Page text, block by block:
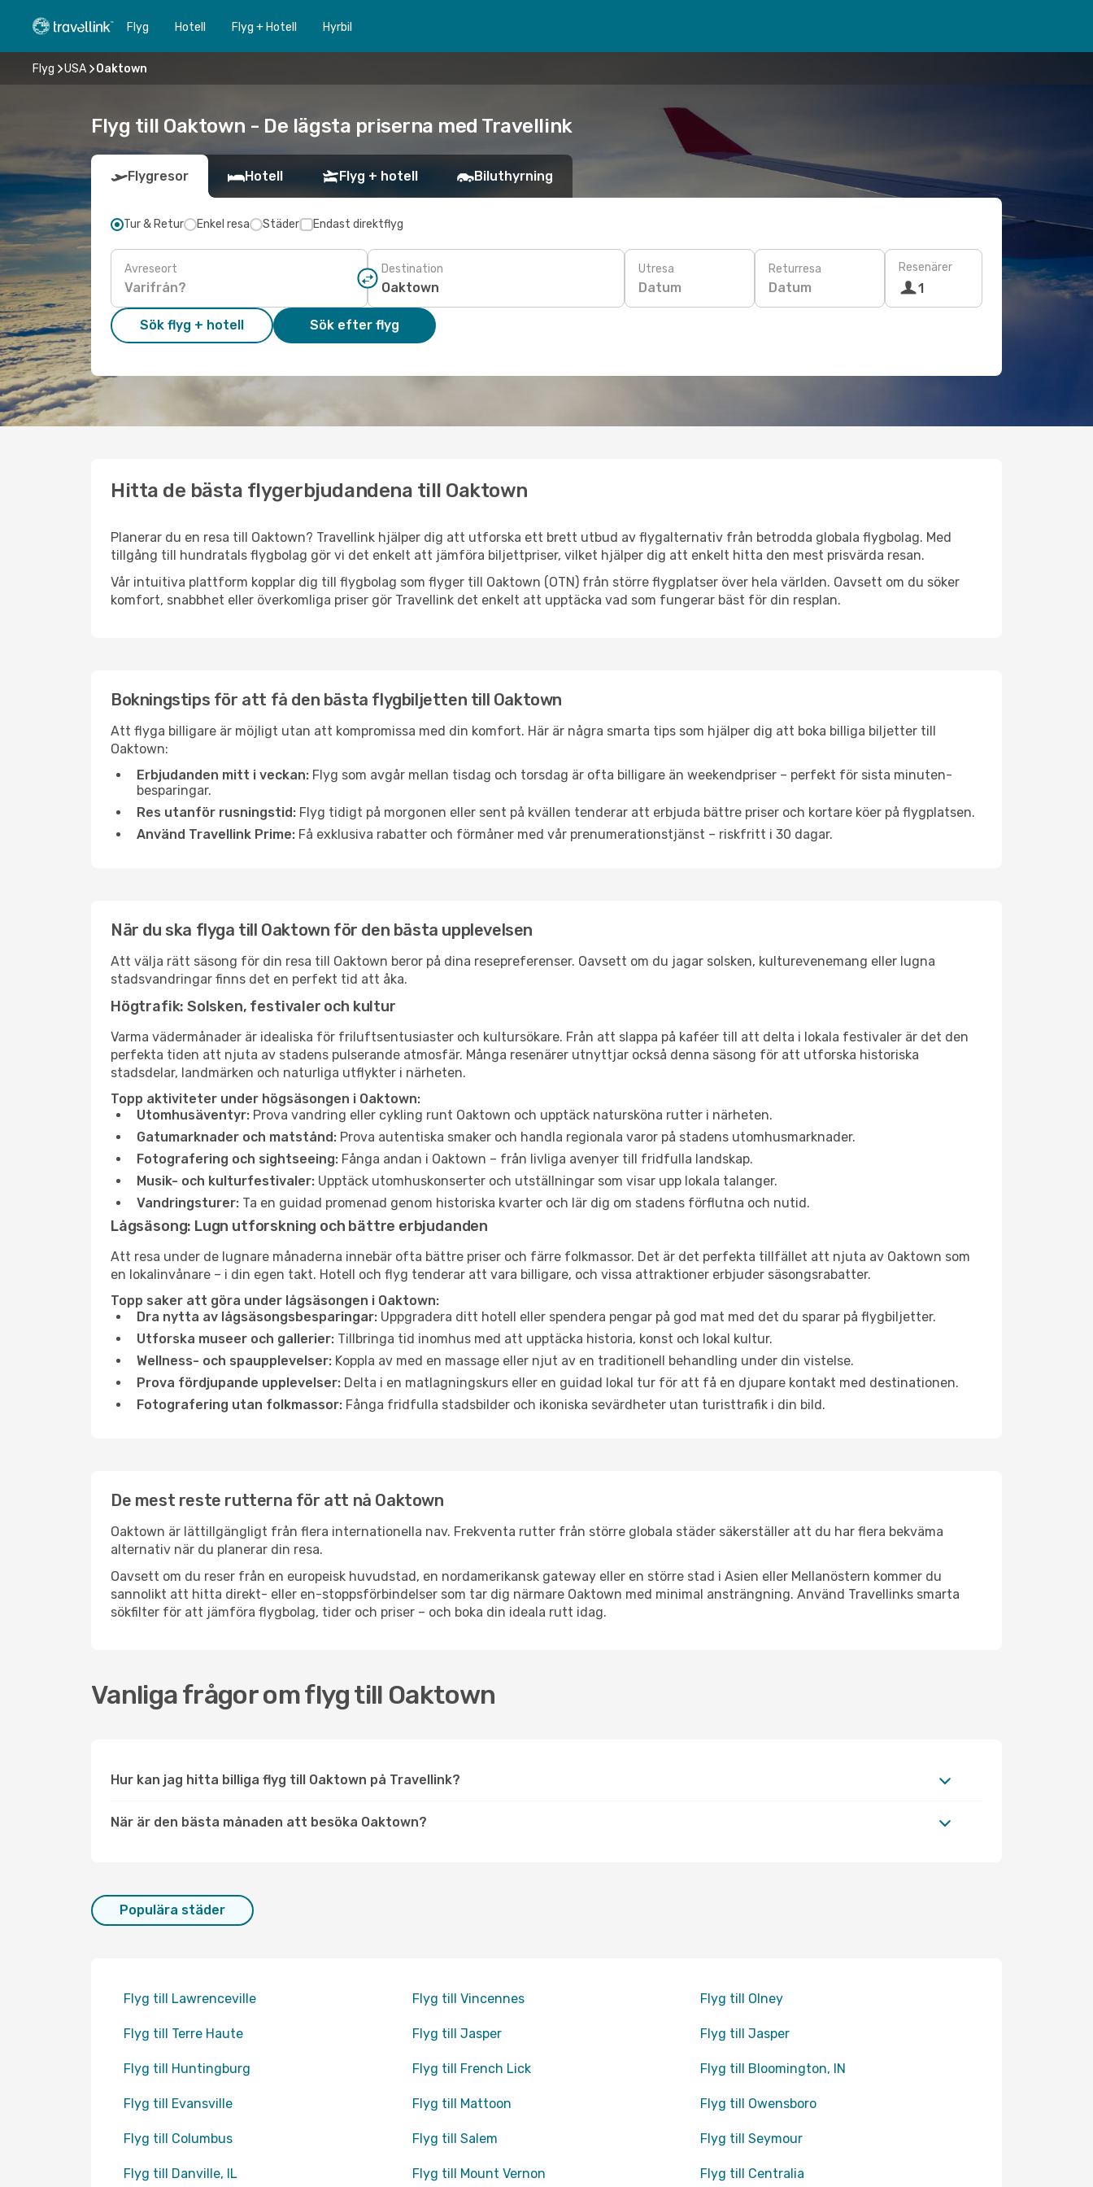
Flyg Hotell Flyg + Hotell Hyrbil
Flyg USA Oaktown
Flyg till Oaktown - De lägsta priserna med Travellink
Flygresor Hotell Flyg + hotell Biluthyrning
Tur & Retur Enkel resa Städer Endast direktflyg
Avreseort Destination Utresa
Datum
Returresa
Datum
Resenärer
1
Sök flyg + hotell Sök efter flyg
Hitta de bästa flygerbjudandena till Oaktown
Planerar du en resa till Oaktown? Travellink hjälper dig att utforska ett brett utbud av flygalternativ från betrodda globala flygbolag. Med
tillgång till hundratals flygbolag gör vi det enkelt att jämföra biljettpriser, vilket hjälper dig att enkelt hitta den mest prisvärda resan.
Vår intuitiva plattform kopplar dig till flygbolag som flyger till Oaktown (OTN) från större flygplatser över hela världen. Oavsett om du söker
komfort, snabbhet eller överkomliga priser gör Travellink det enkelt att upptäcka vad som fungerar bäst för din resplan.
Bokningstips för att få den bästa flygbiljetten till Oaktown
Att flyga billigare är möjligt utan att kompromissa med din komfort. Här är några smarta tips som hjälper dig att boka billiga biljetter till
Oaktown:
Erbjudanden mitt i veckan: Flyg som avgår mellan tisdag och torsdag är ofta billigare än weekendpriser – perfekt för sista minuten-
besparingar.
Res utanför rusningstid: Flyg tidigt på morgonen eller sent på kvällen tenderar att erbjuda bättre priser och kortare köer på flygplatsen.
Använd Travellink Prime: Få exklusiva rabatter och förmåner med vår prenumerationstjänst – riskfritt i 30 dagar.
När du ska flyga till Oaktown för den bästa upplevelsen
Att välja rätt säsong för din resa till Oaktown beror på dina resepreferenser. Oavsett om du jagar solsken, kulturevenemang eller lugna
stadsvandringar finns det en perfekt tid att åka.
Högtrafik: Solsken, festivaler och kultur
Varma vädermånader är idealiska för friluftsentusiaster och kultursökare. Från att slappa på kaféer till att delta i lokala festivaler är det den
perfekta tiden att njuta av stadens pulserande atmosfär. Många resenärer utnyttjar också denna säsong för att utforska historiska
stadsdelar, landmärken och naturliga utflykter i närheten.
Topp aktiviteter under högsäsongen i Oaktown:
Utomhusäventyr: Prova vandring eller cykling runt Oaktown och upptäck natursköna rutter i närheten.
Gatumarknader och matstånd: Prova autentiska smaker och handla regionala varor på stadens utomhusmarknader.
Fotografering och sightseeing: Fånga andan i Oaktown – från livliga avenyer till fridfulla landskap.
Musik- och kulturfestivaler: Upptäck utomhuskonserter och utställningar som visar upp lokala talanger.
Vandringsturer: Ta en guidad promenad genom historiska kvarter och lär dig om stadens förflutna och nutid.
Lågsäsong: Lugn utforskning och bättre erbjudanden
Att resa under de lugnare månaderna innebär ofta bättre priser och färre folkmassor. Det är det perfekta tillfället att njuta av Oaktown som
en lokalinvånare – i din egen takt. Hotell och flyg tenderar att vara billigare, och vissa attraktioner erbjuder säsongsrabatter.
Topp saker att göra under lågsäsongen i Oaktown:
Dra nytta av lågsäsongsbesparingar: Uppgradera ditt hotell eller spendera pengar på god mat med det du sparar på flygbiljetter.
Utforska museer och gallerier: Tillbringa tid inomhus med att upptäcka historia, konst och lokal kultur.
Wellness- och spaupplevelser: Koppla av med en massage eller njut av en traditionell behandling under din vistelse.
Prova fördjupande upplevelser: Delta i en matlagningskurs eller en guidad lokal tur för att få en djupare kontakt med destinationen.
Fotografering utan folkmassor: Fånga fridfulla stadsbilder och ikoniska sevärdheter utan turisttrafik i din bild.
De mest reste rutterna för att nå Oaktown
Oaktown är lättillgängligt från flera internationella nav. Frekventa rutter från större globala städer säkerställer att du har flera bekväma
alternativ när du planerar din resa.
Oavsett om du reser från en europeisk huvudstad, en nordamerikansk gateway eller en större stad i Asien eller Mellanöstern kommer du
sannolikt att hitta direkt- eller en-stoppsförbindelser som tar dig närmare Oaktown med minimal ansträngning. Använd Travellinks smarta
sökfilter för att jämföra flygbolag, tider och priser – och boka din ideala rutt idag.
Vanliga frågor om flyg till Oaktown
Hur kan jag hitta billiga flyg till Oaktown på Travellink?
När är den bästa månaden att besöka Oaktown?
Populära städer
Flyg till Lawrenceville Flyg till Vincennes Flyg till Olney
Flyg till Terre Haute Flyg till Jasper Flyg till Jasper
Flyg till Huntingburg Flyg till French Lick Flyg till Bloomington, IN
Flyg till Evansville Flyg till Mattoon Flyg till Owensboro
Flyg till Columbus Flyg till Salem Flyg till Seymour
Flyg till Danville, IL Flyg till Mount Vernon Flyg till Centralia